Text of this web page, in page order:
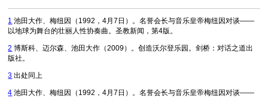
1 池田大作、梅纽因（1992，4月7日）。名誉会长与音乐皇帝梅纽因对谈——
以地球为舞台的壮丽人性协奏曲。圣教新闻 ，第4版。
2 博斯科、迈尔森、池田大作（2009）。创造沃尔登乐园 。剑桥：对话之道出
版社。
3 出处同上
4 池田大作、梅纽因（1992，4月7日）。名誉会长与音乐皇帝梅纽因对谈——